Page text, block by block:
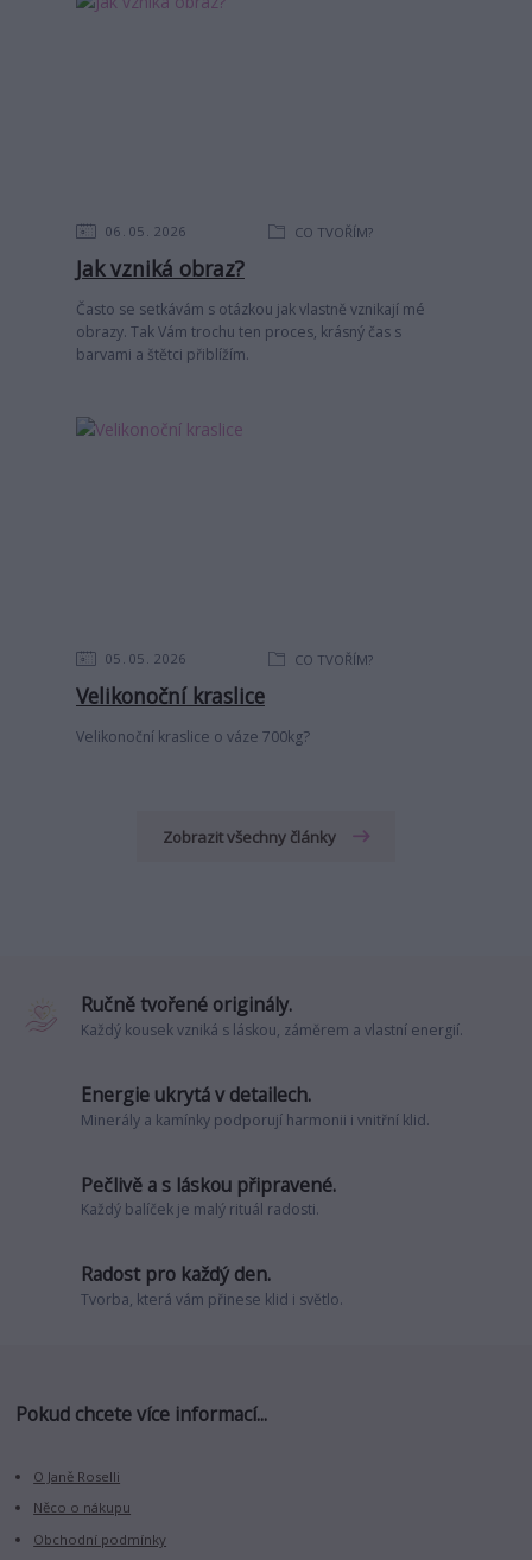
06 05 2026 CO TVOŘÍM?
Jak vzniká obraz?
Často se setkávám s otázkou jak vlastně vznikají mé
obrazy. Tak Vám trochu ten proces, krásný čas s
barvami a štětci přiblížím.
05 05 2026 CO TVOŘÍM?
Velikonoční kraslice
Velikonoční kraslice o váze 700kg?
Zobrazit všechny články
Ručně tvořené originály.
Každý kousek vzniká s láskou, záměrem a vlastní energií.
Energie ukrytá v detailech.
Minerály a kamínky podporují harmonii i vnitřní klid.
Pečlivě a s láskou připravené.
Každý balíček je malý rituál radosti.
Radost pro každý den.
Tvorba, která vám přinese klid i světlo.
Pokud chcete více informací...
O Janě Roselli
Něco o nákupu
Obchodní podmínky